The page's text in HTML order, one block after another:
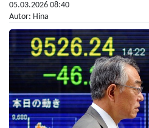
05.03.2026 08:40
Autor: Hina